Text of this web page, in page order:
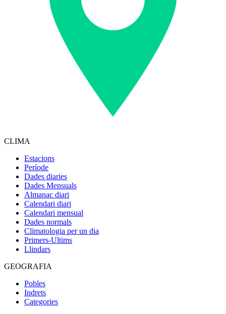
CLIMA
Estacions
Període
Dades diaries
Dades Mensuals
Almanac diari
Calendari diari
Calendari mensual
Dades normals
Climatologia per un dia
Primers-Ultims
Llindars
GEOGRAFIA
Pobles
Indrets
Categories